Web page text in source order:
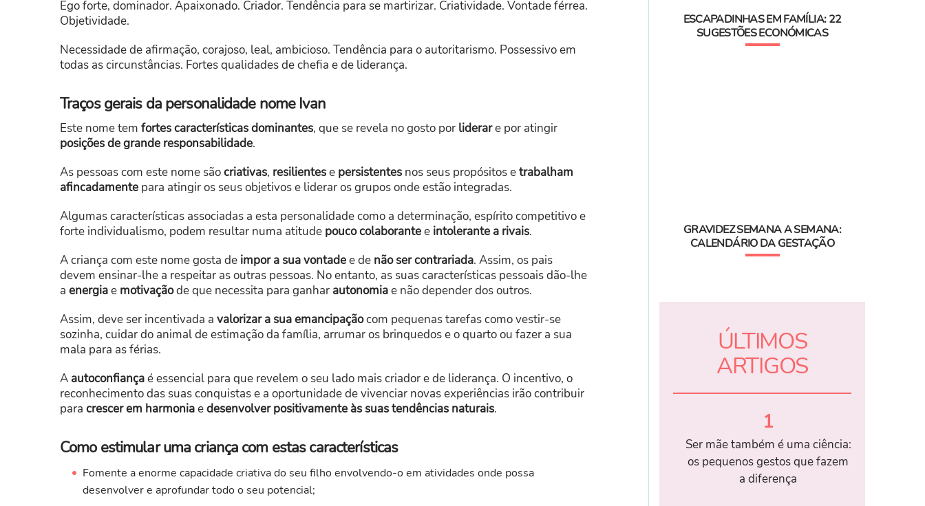
Ego forte, dominador. Apaixonado. Criador. Tendência para se martirizar. Criatividade. Vontade férrea.
Objetividade.
Necessidade de afirmação, corajoso, leal, ambicioso. Tendência para o autoritarismo. Possessivo em
todas as circunstâncias. Fortes qualidades de chefia e de liderança.
Traços gerais da personalidade nome Ivan
Este nome tem fortes características dominantes, que se revela no gosto por liderare por atingir
posições de grande responsabilidade.
As pessoas com este nome sãocriativas, resilientese persistentes nos seus propósitos etrabalham
afincadamente para atingir os seus objetivos e liderar os grupos onde estão integradas.
Algumas características associadas a esta personalidade como a determinação, espírito competitivo e
forte individualismo, podem resultar numa atitude pouco colaborantee intolerante a rivais.
A criança com este nome gosta de impor a sua vontadee de não ser contrariada. Assim, os pais
devem ensinar-lhe a respeitar as outras pessoas. No entanto, as suas características pessoais dão-lhe
a energiae motivaçãode que necessita para ganhar autonomiae não depender dos outros.
Assim, deve ser incentivada a valorizar a sua emancipaçãocom pequenas tarefas como vestir-se
sozinha, cuidar do animal de estimação da família, arrumar os brinquedos e o quarto ou fazer a sua
mala para as férias.
A autoconfiançaé essencial para que revelem o seu lado mais criador e de liderança. O incentivo, o
reconhecimento das suas conquistas e a oportunidade de vivenciar novas experiências irão contribuir
para crescer em harmoniaedesenvolver positivamente às suas tendências naturais.
Como estimular uma criança com estas características
Fomente a enorme capacidade criativa do seu filho envolvendo-o em atividades onde possa
desenvolver e aprofundar todo o seu potencial;
ESCAPADINHAS EM FAMÍLIA: 22
SUGESTÕES ECONÓMICAS
GRAVIDEZ SEMANA A SEMANA:
CALENDÁRIO DA GESTAÇÃO
ÚLTIMOS
ARTIGOS
1
Ser mãe também é uma ciência:
os pequenos gestos que fazem
a diferença